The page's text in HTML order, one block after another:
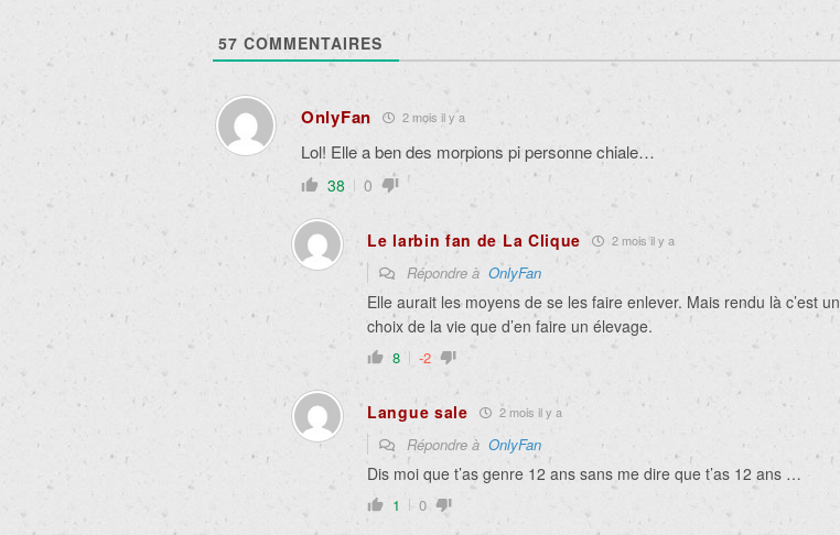
57 COMMENTAIRES
OnlyFan 2 mois il y a
Lol! Elle a ben des morpions pi personne chiale…
38 0
Le larbin fan de La Clique 2 mois il y a
Répondre à OnlyFan
Elle aurait les moyens de se les faire enlever. Mais rendu là c’est un
choix de la vie que d’en faire un élevage.
8 -2
Langue sale 2 mois il y a
Répondre à OnlyFan
Dis moi que t’as genre 12 ans sans me dire que t’as 12 ans …
1 0